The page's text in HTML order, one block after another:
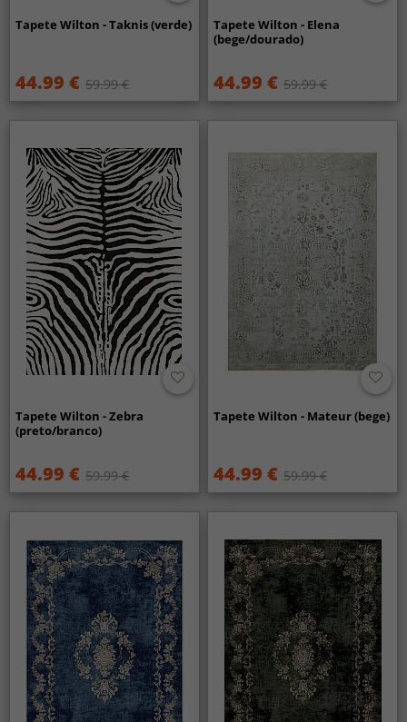
Tapete Wilton - Taknis (verde)
44.99 € 59.99 €
Tapete Wilton - Elena
(bege/dourado)
44.99 € 59.99 €
Tapete Wilton - Zebra
(preto/branco)
44.99 € 59.99 €
Tapete Wilton - Mateur (bege)
44.99 € 59.99 €